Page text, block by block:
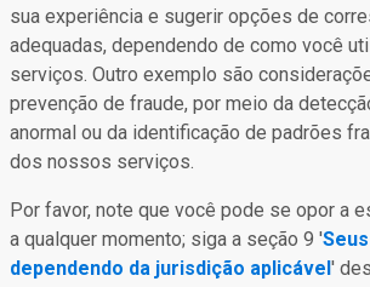
sua experiência e sugerir opções de
adequadas, dependendo de como você
serviços. Outro exemplo são
prevenção de fraude, por meio da
anormal ou da identificação de padrões
dos nossos serviços.
Por favor, note que você pode se opor a
a qualquer momento; siga a seção 9 '
dependendo da jurisdição aplicável'